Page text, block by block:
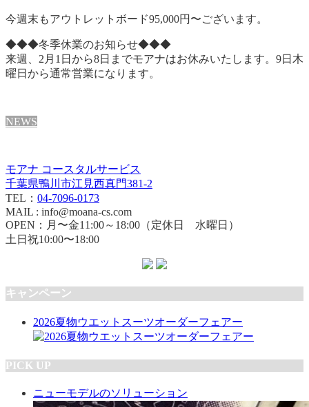
今週末もアウトレットボード95,000円〜ございます。
◆◆◆冬季休業のお知らせ◆◆◆
来週、2月1日から8日までモアナはお休みいたします。9日木
曜日から通常営業になります。
NEWS
モアナ コースタルサービス
千葉県鴨川市江見西真門381-2
TEL： 04-7096-0173
MAIL : info@moana-cs.com
OPEN：月〜金11:00～18:00（定休日 水曜日）
土日祝10:00〜18:00
キャンペーン
2026夏物ウエットスーツオーダーフェアー
PICK UP
ニューモデルのソリューション